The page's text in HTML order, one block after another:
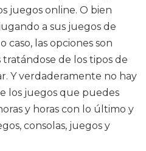
juegos online. O bien
a sus juegos de
caso, las opciones son
de los tipos de
Y verdaderamente no hay
los juegos que puedes
y horas con lo último y
consolas, juegos y